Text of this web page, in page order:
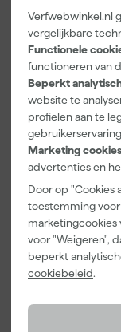
Verfwebwinkel.nl
vergelijkbare
Functionele
functioneren van
Beperkt
website te
profielen aan te
Marketing
advertenties en
Door op "Cookies
toestemming voor
marketingcookies
voor "Weigeren",
beperkt
cookiebeleid.
Farrow & Ball
F&B
Kleurenwaaie
r
Morgen
bezorgd
22,00